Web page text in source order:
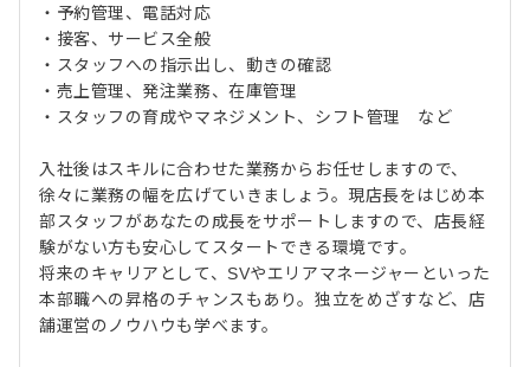
・予約管理、電話対応
・接客、サービス全般
・スタッフへの指示出し、動きの確認
・売上管理、発注業務、在庫管理
・スタッフの育成やマネジメント、シフト管理 など
入社後はスキルに合わせた業務からお任せしますので、
徐々に業務の幅を広げていきましょう。現店長をはじめ本
部スタッフがあなたの成長をサポートしますので、店長経
験がない方も安心してスタートできる環境です。
将来のキャリアとして、SVやエリアマネージャーといった
本部職への昇格のチャンスもあり。独立をめざすなど、店
舗運営のノウハウも学べます。